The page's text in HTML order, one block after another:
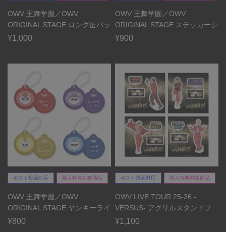
OWV 王舞学園／OWV
ORIGINAL STAGE ロング缶バッ
ジ(ランダム...
¥1,000
OWV 王舞学園／OWV
ORIGINAL STAGE ステッカーシ
ート
¥900
ポスト投函対応 購入特典対象商品
OWV 王舞学園／OWV
ORIGINAL STAGE ヤンキーライ
オンぷにぷに...
¥800
ポスト投函対応 購入特典対象商品
OWV LIVE TOUR 25-26 -
VERSUS- アクリルスタンドフ
ィギ...
¥1,100